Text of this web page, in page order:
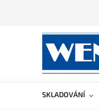
SKLADOVÁNÍ